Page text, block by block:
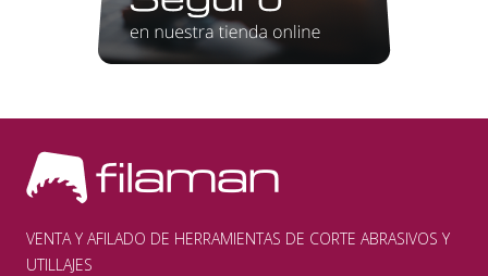
VENTA Y AFILADO DE HERRAMIENTAS DE CORTE ABRASIVOS Y
UTILLAJES